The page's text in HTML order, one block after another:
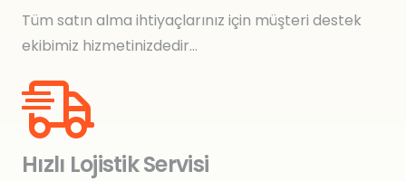
Tüm satın alma ihtiyaçlarınız için müşteri destek
ekibimiz hizmetinizdedir…
Hızlı Lojistik Servisi